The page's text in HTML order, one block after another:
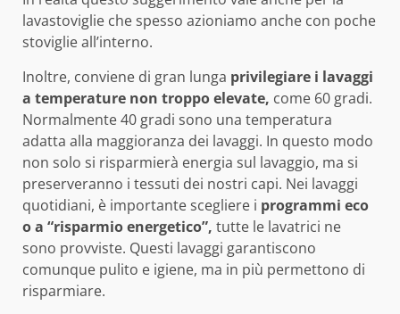
lavastoviglie che spesso azioniamo anche con poche
stoviglie all’interno.
Inoltre, conviene di gran lunga privilegiare i lavaggi
a temperature non troppo elevate, come 60 gradi.
Normalmente 40 gradi sono una temperatura
adatta alla maggioranza dei lavaggi. In questo modo
non solo si risparmierà energia sul lavaggio, ma si
preserveranno i tessuti dei nostri capi. Nei lavaggi
quotidiani, è importante scegliere i programmi eco
o a “risparmio energetico”, tutte le lavatrici ne
sono provviste. Questi lavaggi garantiscono
comunque pulito e igiene, ma in più permettono di
risparmiare.